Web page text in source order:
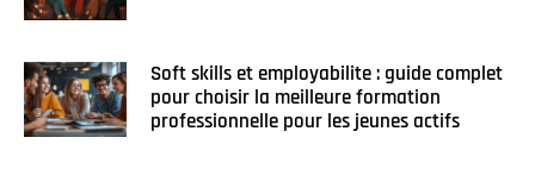
Soft skills et employabilite : guide complet
pour choisir la meilleure formation
professionnelle pour les jeunes actifs